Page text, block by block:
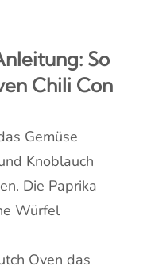
So
Chili Con
Gemüse
Knoblauch
Die Paprika
Würfel
Oven das